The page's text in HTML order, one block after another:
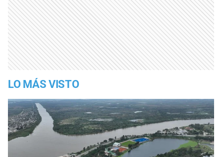
LO MÁS VISTO